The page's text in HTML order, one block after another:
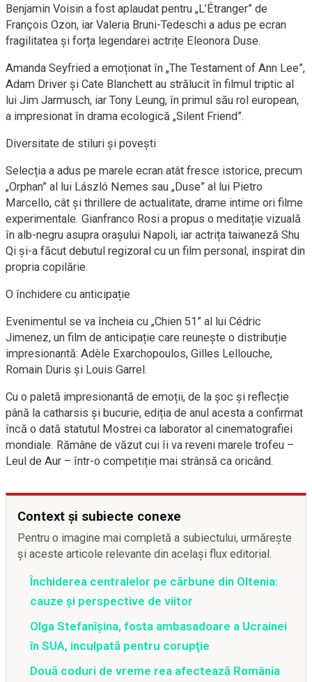
Benjamin Voisin a fost aplaudat pentru „L’Étranger” de
François Ozon, iar Valeria Bruni-Tedeschi a adus pe ecran
fragilitatea și forța legendarei actrițe Eleonora Duse.
Amanda Seyfried a emoționat în „The Testament of Ann Lee”,
Adam Driver și Cate Blanchett au strălucit în filmul triptic al
lui Jim Jarmusch, iar Tony Leung, în primul său rol european,
a impresionat în drama ecologică „Silent Friend”.
Diversitate de stiluri și povești
Selecția a adus pe marele ecran atât fresce istorice, precum
„Orphan” al lui László Nemes sau „Duse” al lui Pietro
Marcello, cât și thrillere de actualitate, drame intime ori filme
experimentale. Gianfranco Rosi a propus o meditație vizuală
în alb-negru asupra orașului Napoli, iar actrița taiwaneză Shu
Qi și-a făcut debutul regizoral cu un film personal, inspirat din
propria copilărie.
O închidere cu anticipație
Evenimentul se va încheia cu „Chien 51” al lui Cédric
Jimenez, un film de anticipație care reunește o distribuție
impresionantă: Adèle Exarchopoulos, Gilles Lellouche,
Romain Duris și Louis Garrel.
Cu o paletă impresionantă de emoții, de la șoc și reflecție
până la catharsis și bucurie, ediția de anul acesta a confirmat
încă o dată statutul Mostrei ca laborator al cinematografiei
mondiale. Rămâne de văzut cui îi va reveni marele trofeu –
Leul de Aur – într-o competiție mai strânsă ca oricând.
Context și subiecte conexe
Pentru o imagine mai completă a subiectului, urmărește
și aceste articole relevante din același flux editorial.
Închiderea centralelor pe cărbune din Oltenia:
cauze și perspective de viitor
Olga Stefanîşina, fosta ambasadoare a Ucrainei
în SUA, inculpată pentru corupţie
Două coduri de vreme rea afectează România